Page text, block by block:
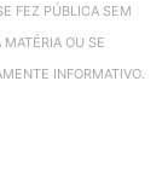
FEZ PÚBLICA SEM
OU SE
INFORMATIVO.